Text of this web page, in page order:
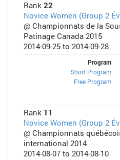
Rank 22
Novice Women (Group 2
@ Championnats de la
Patinage Canada 2015
2014-09-25 to 2014-09-28
Program
Short Program
Free Program
Rank 11
Novice Women (Group 2
@ Championnats
international 2014
2014-08-07 to 2014-08-10